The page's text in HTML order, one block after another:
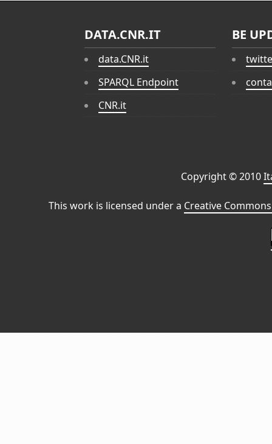
DATA.CNR.IT
data.CNR.it
SPARQL Endpoint
CNR.it
BE
Copyright © 2010
This work is licensed under a Creative